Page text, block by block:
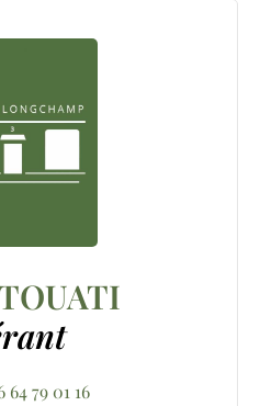
64 79 01 16